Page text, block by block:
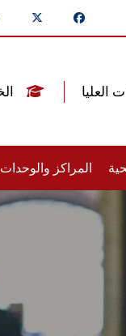
المراكز والوحدات